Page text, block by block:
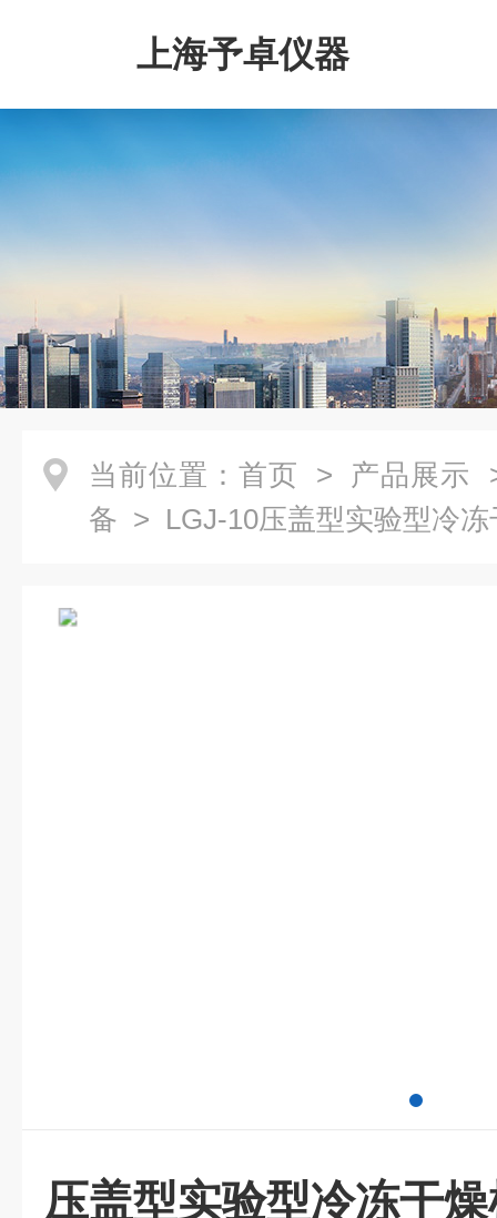
上海予卓仪器
当前位置： 首页 > 产品展示
备 > LGJ-10压盖型实验型冷冻
压盖型实验型冷冻干